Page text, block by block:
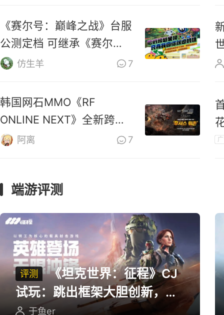
《赛尔号：巅峰之战》台服
公测定档 可继承《赛尔
号》数据
仿生羊 7
韩国网石MMO《RF
ONLINE NEXT》全新跨服
战区上线
阿离 7
端游评测
评测
《坦克世界：征程》CJ
试玩：跳出框架大胆创新，用
英雄射击重塑坦克对战
于鱼er